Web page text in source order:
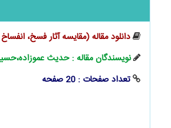
دانلود مقاله (مقایسه آثار فسخ،
نویسندگان مقاله : حدیث
تعداد صفحات : 20 صفحه